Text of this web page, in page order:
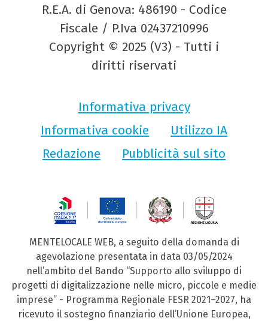
R.E.A. di Genova: 486190 - Codice
Fiscale / P.Iva 02437210996
Copyright © 2025 (V3) - Tutti i
diritti riservati
Informativa privacy
Informativa cookie
Utilizzo IA
Redazione
Pubblicità sul sito
MENTELOCALE WEB, a seguito della domanda di
agevolazione presentata in data 03/05/2024
nell’ambito del Bando “Supporto allo sviluppo di
progetti di digitalizzazione nelle micro, piccole e medie
imprese” - Programma Regionale FESR 2021–2027, ha
ricevuto il sostegno finanziario dell’Unione Europea,